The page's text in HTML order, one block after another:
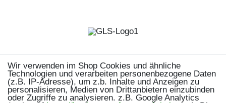
Wir verwenden im Shop Cookies und ähnliche
Technologien und verarbeiten personenbezogene Daten
(z.B. IP-Adresse), um z.b. Inhalte und Anzeigen zu
personalisieren, Medien von Drittanbietern einzubinden
oder Zugriffe zu analysieren. z.B. Google Analytics